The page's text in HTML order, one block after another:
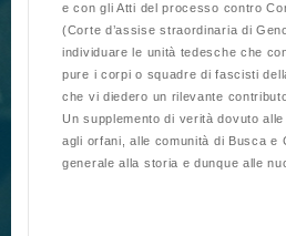
e con gli Atti del processo contro
(Corte d’assise straordinaria di
individuare le unità tedesche che
pure i corpi o squadre di fascisti
che vi diedero un rilevante
Un supplemento di verità dovuto
agli orfani, alle comunità di Busca e
generale alla storia e dunque alle